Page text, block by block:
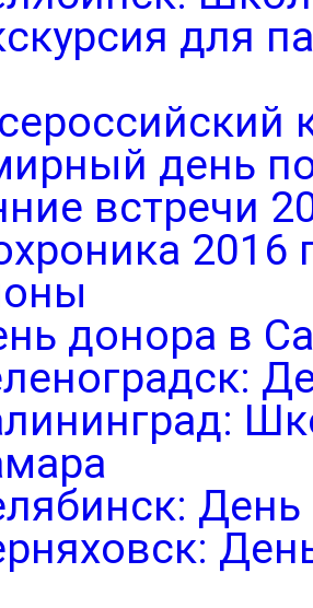
для
день
встречи
2016
донора в
День